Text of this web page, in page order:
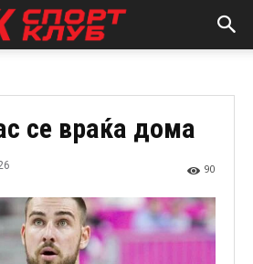
се враќа дома
90